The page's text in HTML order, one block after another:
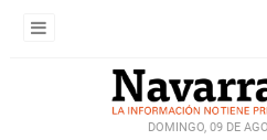
DOMINGO, 09 DE